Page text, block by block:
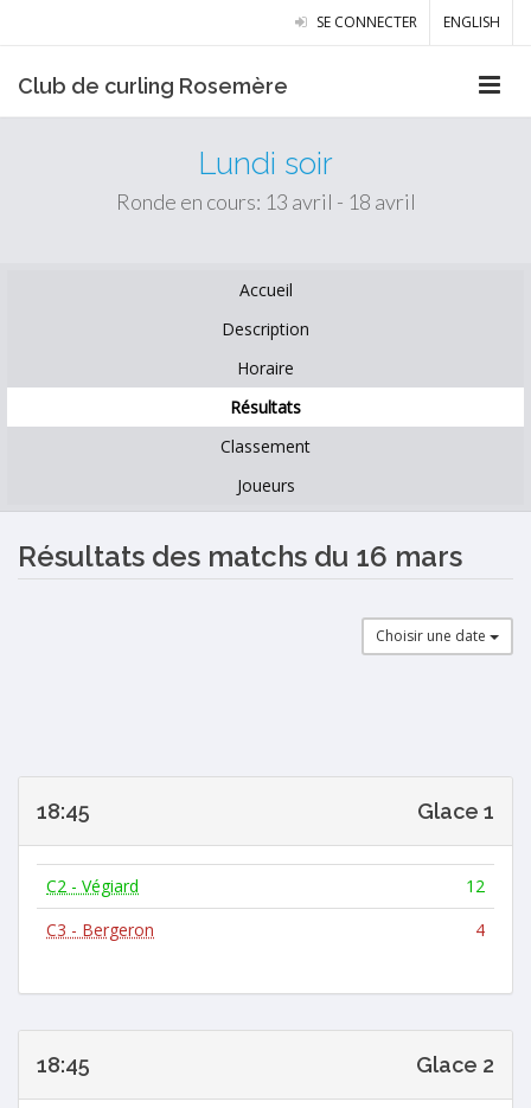
SE CONNECTER ENGLISH
Club de curling Rosemère
Lundi soir
Ronde en cours: 13 avril - 18 avril
Accueil
Description
Horaire
Résultats
Classement
Joueurs
Résultats des matchs du 16 mars
Choisir une date
18:45 Glace 1
C2 - Végiard
12
C3 - Bergeron
4
18:45 Glace 2